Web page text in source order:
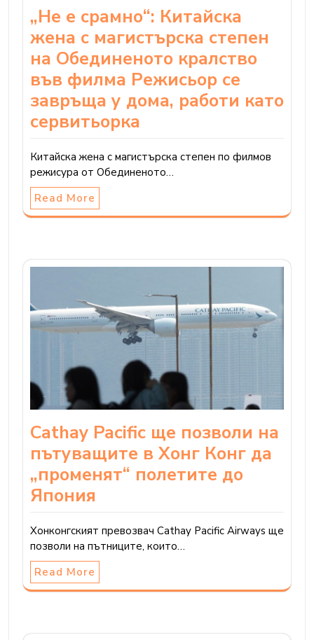
„Не е срамно“: Китайска
жена с магистърска степен
на Обединеното кралство
във филма Режисьор се
завръща у дома, работи като
сервитьорка
Китайска жена с магистърска степен по филмов
режисура от Обединеното…
Read More
Cathay Pacific ще позволи на
пътуващите в Хонг Конг да
„променят“ полетите до
Япония
Хонконгският превозвач Cathay Pacific Airways ще
позволи на пътниците, които…
Read More